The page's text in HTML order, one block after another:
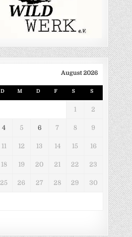
August 2026
D M D F S S
1 2
4 5 6 7 8 9
11 12 13 14 15 16
18 19 20 21 22 23
25 26 27 28 29 30